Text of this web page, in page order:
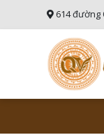
614 đường